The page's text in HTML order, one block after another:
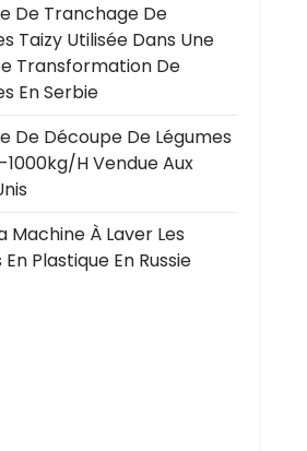
De Tranchage De
Taizy Utilisée Dans Une
Transformation De
En Serbie
De Découpe De Légumes
1000kg/h Vendue Aux
Machine À Laver Les
En Plastique En Russie